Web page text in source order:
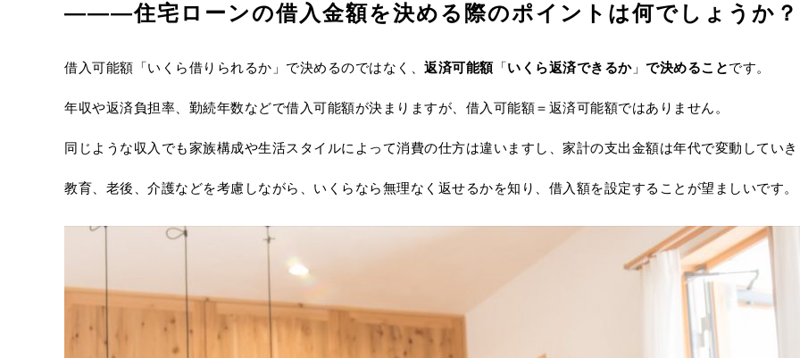
―――住宅ローンの借入金額を決める際のポイントは何でしょうか？
借入可能額「いくら借りられるか」で決めるのではなく、 返済可能額「いくら返済できるか」 で決めることです。
年収や返済負担率、勤続年数などで借入可能額が決まりますが、借入可能額＝返済可能額ではありません。
同じような収入でも家族構成や生活スタイルによって消費の仕方は違いますし、家計の支出金額は年代で変動してい
教育、老後、介護などを考慮しながら、いくらなら無理なく返せるかを知り、借入額を設定することが望ましいです。